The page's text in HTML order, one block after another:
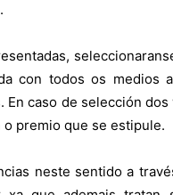
con todos os medios
En caso de selección
premio que se estipule.
neste sentido a